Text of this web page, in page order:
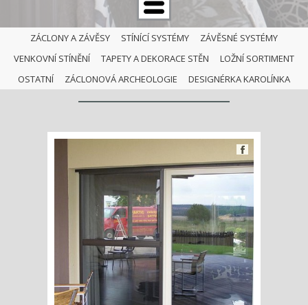
ZÁCLONY A ZÁVĚSY STÍNÍCÍ SYSTÉMY
ZÁVĚSNÉ SYSTÉMY
VENKOVNÍ STÍNĚNÍ
TAPETY A DEKORACE STĚN
LOŽNÍ SORTIMENT
OSTATNÍ
ZÁCLONOVÁ ARCHEOLOGIE DESIGNÉRKA KAROLÍNKA
SÍTĚ PROTI HMYZU